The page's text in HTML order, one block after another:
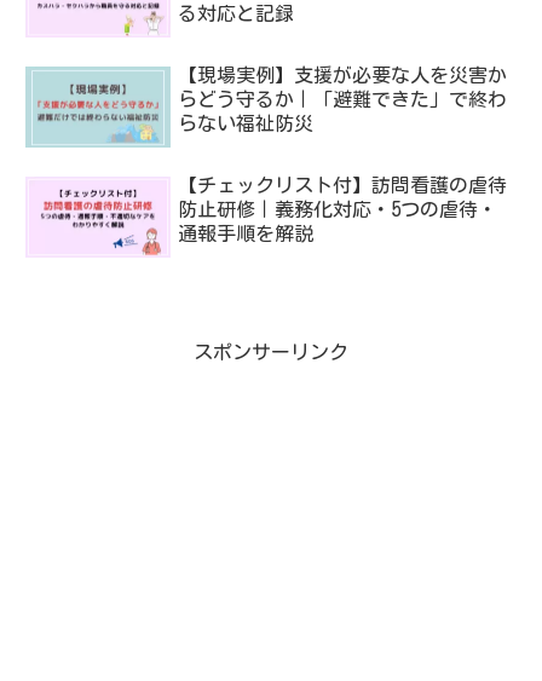
る対応と記録
【現場実例】支援が必要な人を災害か
らどう守るか｜「避難できた」で終わ
らない福祉防災
【チェックリスト付】訪問看護の虐待
防止研修｜義務化対応・5つの虐待・
通報手順を解説
スポンサーリンク